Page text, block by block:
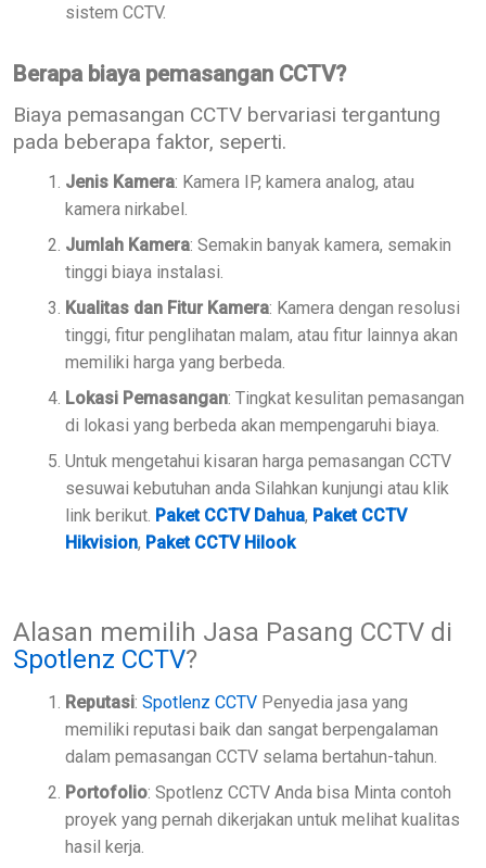
sistem CCTV.
Berapa biaya pemasangan CCTV?
Biaya pemasangan CCTV bervariasi tergantung
pada beberapa faktor, seperti.
Jenis Kamera: Kamera IP, kamera analog, atau
kamera nirkabel.
Jumlah Kamera: Semakin banyak kamera, semakin
tinggi biaya instalasi.
Kualitas dan Fitur Kamera: Kamera dengan resolusi
tinggi, fitur penglihatan malam, atau fitur lainnya akan
memiliki harga yang berbeda.
Lokasi Pemasangan: Tingkat kesulitan pemasangan
di lokasi yang berbeda akan mempengaruhi biaya.
Untuk mengetahui kisaran harga pemasangan CCTV
sesuwai kebutuhan anda Silahkan kunjungi atau klik
link berikut. Paket CCTV Dahua, Paket CCTV
Hikvision, Paket CCTV Hilook
Alasan memilih Jasa Pasang CCTV di
Spotlenz CCTV?
Reputasi: Spotlenz CCTV Penyedia jasa yang
memiliki reputasi baik dan sangat berpengalaman
dalam pemasangan CCTV selama bertahun-tahun.
Portofolio: Spotlenz CCTV Anda bisa Minta contoh
proyek yang pernah dikerjakan untuk melihat kualitas
hasil kerja.